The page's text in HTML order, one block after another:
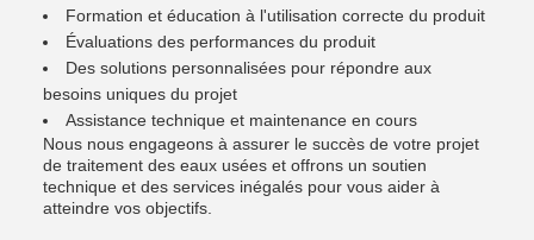
Formation et éducation à l'utilisation correcte du produit
Évaluations des performances du produit
Des solutions personnalisées pour répondre aux
besoins uniques du projet
Assistance technique et maintenance en cours
Nous nous engageons à assurer le succès de votre projet
de traitement des eaux usées et offrons un soutien
technique et des services inégalés pour vous aider à
atteindre vos objectifs.